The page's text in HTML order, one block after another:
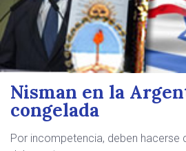
Nisman en la
congelada
Por incompetencia, deben hacerse